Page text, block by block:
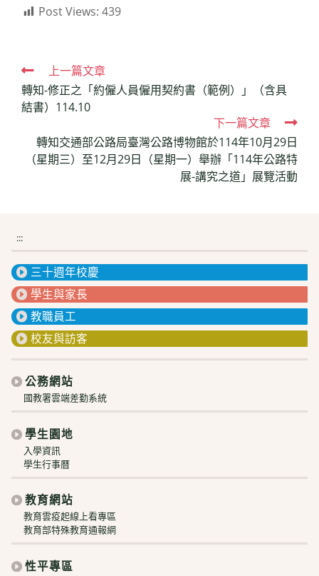
Post Views: 439
Read
more
articles
上一篇文章
轉知-修正之「約僱人員僱用契約書（範例）」（含具
結書）114.10
下一篇文章
轉知交通部公路局臺灣公路博物館於114年10月29日
（星期三）至12月29日（星期一）舉辦「114年公路特
展-講究之道」展覽活動
:::
三十週年校慶
學生與家長
教職員工
校友與訪客
公務網站
國教署雲端差勤系統
學生園地
入學資訊
學生行事曆
教育網站
教育雲疫起線上看專區
教育部特殊教育通報網
性平專區